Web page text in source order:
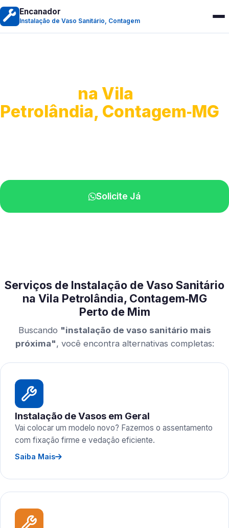
Encanador
Instalação de Vaso Sanitário, Contagem
na Vila
Petrolândia, Contagem‑MG
Solicite Já
Serviços de Instalação de Vaso Sanitário
na Vila Petrolândia, Contagem‑MG
Perto de Mim
Buscando "instalação de vaso sanitário mais
próxima", você encontra alternativas completas:
Instalação de Vasos em Geral
Vai colocar um modelo novo? Fazemos o assentamento
com fixação firme e vedação eficiente.
Saiba Mais